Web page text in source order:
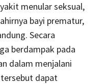
menular seksual,
bayi prematur,
Secara
berdampak pada
dalam menjalani
dapat